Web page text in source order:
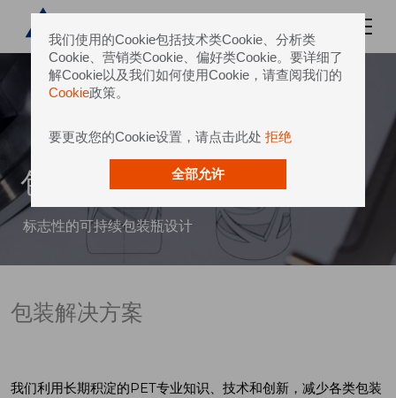
我们使用的Cookie包括技术类Cookie、分析类
Cookie、营销类Cookie、偏好类Cookie。要详细了
解Cookie以及我们如何使用Cookie，请查阅我们的
Cookie政策。
要更改您的Cookie设置，请点击此处 拒绝
全部允许
包装解决方案
标志性的可持续包装瓶设计
包装解决方案
我们利用长期积淀的PET专业知识、技术和创新，减少各类包装